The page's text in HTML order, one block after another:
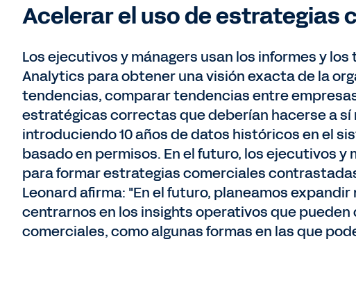
Acelerar el uso de estrategias
Los ejecutivos y mánagers usan los informes y
Analytics para obtener una visión exacta de la
tendencias, comparar tendencias entre
estratégicas correctas que deberían hacerse a sí
introduciendo 10 años de datos históricos en el
basado en permisos. En el futuro, los ejecutivos
para formar estrategias comerciales
Leonard afirma: "En el futuro, planeamos
centrarnos en los insights operativos que
comerciales, como algunas formas en las que